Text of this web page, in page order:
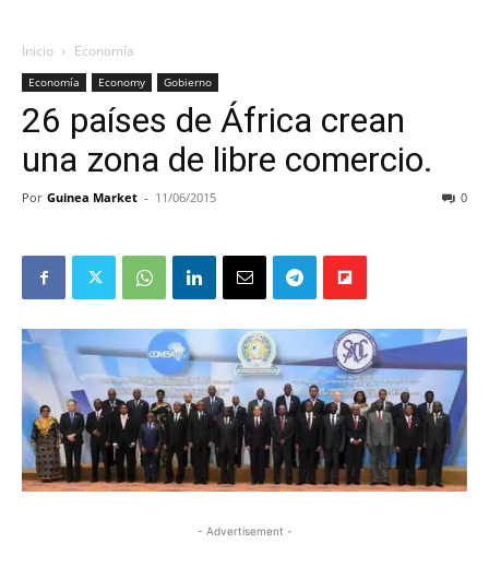
Inicio Economía
Economía Economy Gobierno
26 países de África crean
una zona de libre comercio.
Por Guinea Market - 11/06/2015 0
- Advertisement -